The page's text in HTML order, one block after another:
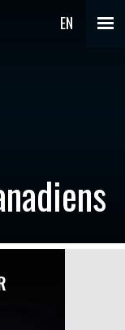
EN